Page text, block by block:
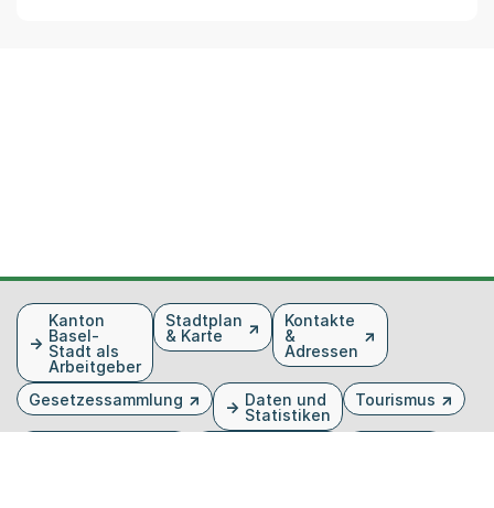
FusszeileKanton
Basel-
Stadt als
Arbeitgeber
Stadtplan
& Karte
Kontakte
&
Adressen
Gesetzessammlung
Daten und
Statistiken
Tourismus